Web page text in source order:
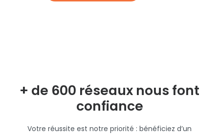
+ de 600 réseaux nous font
confiance
Votre réussite est notre priorité : bénéficiez d’un